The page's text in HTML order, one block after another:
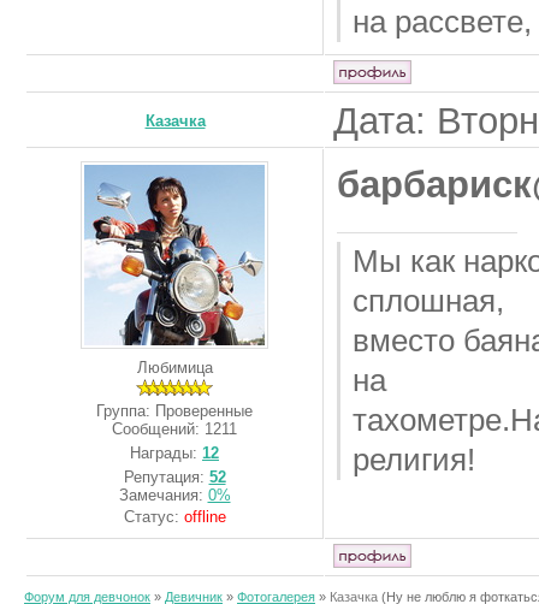
на
Казачка Дата:
Любимица
Группа: Проверенные
Сообщений: 1211
Награды: 12
Репутация: 52
Замечания: 0%
Статус: offline
Мы как
сплошная,
вместо
на
религия!
Форум для девчонок » Девичник » Фотогалерея » Казачка (Ну не люблю я